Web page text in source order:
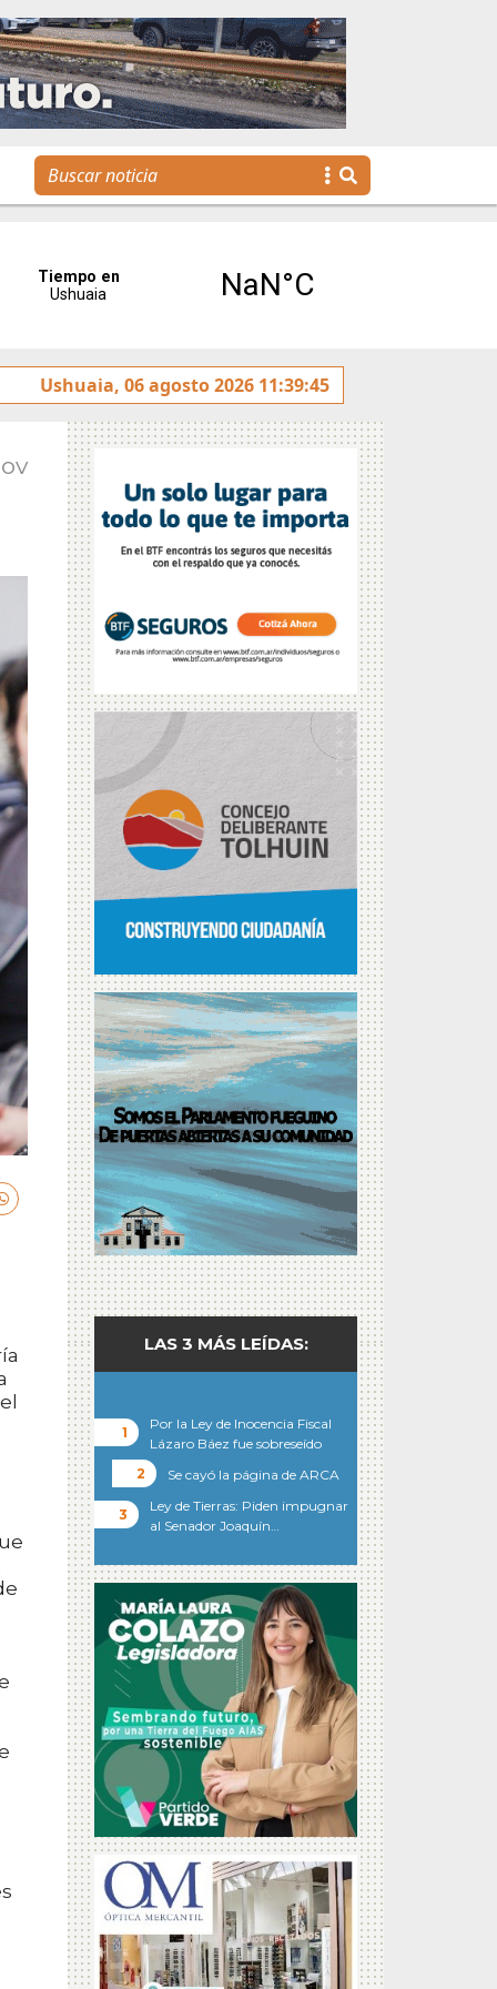
La Escuela Municipal de Emprendedores impulsa la
Ushuaia, 06 agosto 2026 11:39:45
LAS 3 MÁS LEÍDAS:
Por la Ley de Inocencia Fiscal
Lázaro Báez fue sobreseído
Se cayó la página de ARCA
Ley de Tierras: Piden impugnar
al Senador Joaquín…